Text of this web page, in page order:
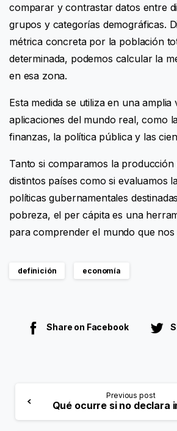
comparar y contrastar datos entre
grupos y categorías demográficas.
métrica concreta por la población
determinada, podemos calcular la
en esa zona.
Esta medida se utiliza en una amplia
aplicaciones del mundo real, como
finanzas, la política pública y las
Tanto si comparamos la producción
distintos países como si evaluamos
políticas gubernamentales
pobreza, el per cápita es una
para comprender el mundo que nos
definición economía
Share on Facebook
Previous post